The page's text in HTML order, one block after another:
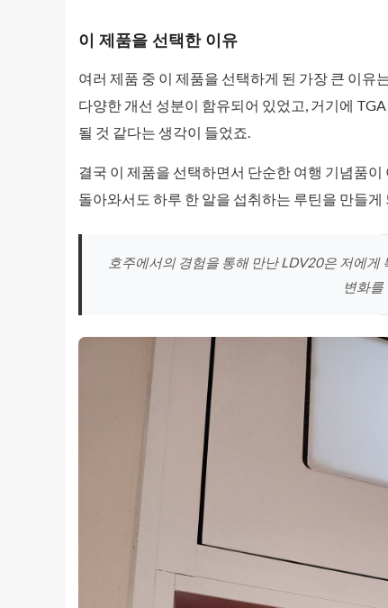
이 제품을 선택한 이유
여러 제품 중 이 제품을 선택하게 된 가장 큰 이유
다양한 개선 성분이 함유되어 있었고, 거기에
될 것 같다는 생각이 들었죠.
결국 이 제품을 선택하면서 단순한 여행 기념품
돌아와서도 하루 한 알을 섭취하는 루틴을 만들게
호주에서의 경험을 통해 만난 LDV20은 저에
변화를